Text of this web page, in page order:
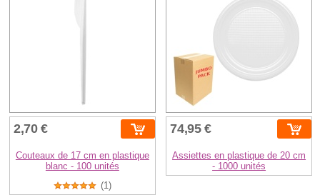
2,70 €
Couteaux de 17 cm en plastique
blanc - 100 unités
(1)
74,95 €
Assiettes en plastique de 20 cm
- 1000 unités